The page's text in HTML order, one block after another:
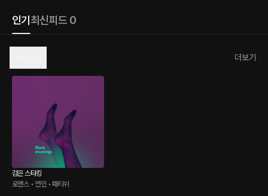
인기 최신피드 0
더보기
검은 스타킹
로맨스 • 연인 • 패티쉬